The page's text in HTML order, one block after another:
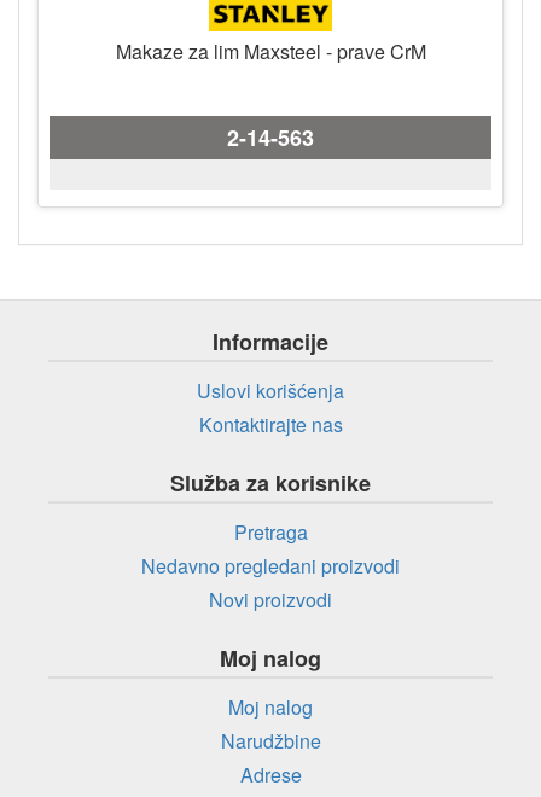
Makaze za lim Maxsteel - prave CrM
2-14-563
Informacije
Uslovi korišćenja
Kontaktirajte nas
Služba za korisnike
Pretraga
Nedavno pregledani proizvodi
Novi proizvodi
Moj nalog
Moj nalog
Narudžbine
Adrese